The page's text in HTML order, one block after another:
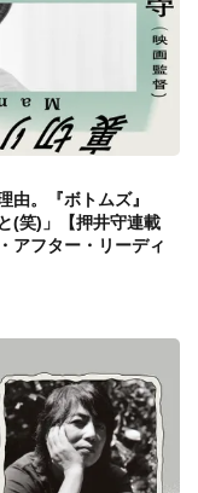
由。『ボトムズ』
(笑)」【押井守連載
アフター・リーディ